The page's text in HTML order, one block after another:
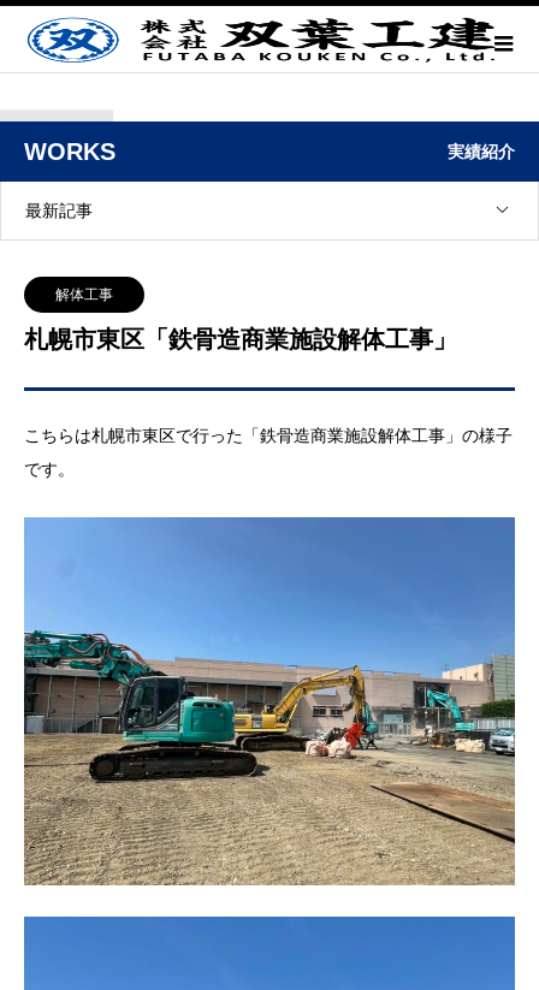
WORKS 実績紹介
最新記事
解体工事
札幌市東区「鉄骨造商業施設解体工事」
こちらは札幌市東区で行った「鉄骨造商業施設解体工事」の様子
です。